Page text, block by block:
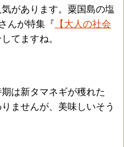
があります。粟国島の塩
んが特集『 【大人の社会
てますね。
は新タマネギが穫れた
ませんが、美味しいそう